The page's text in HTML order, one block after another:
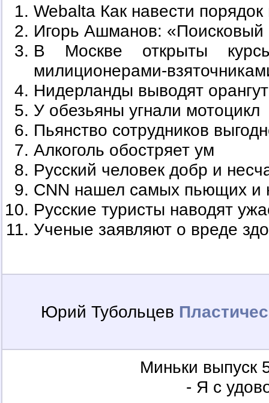
Webalta Как навести
Игорь Ашманов: «Поисковый
В Москве открыты
милиционерами-
Нидерланды выводят
У обезьяны угнали мотоцикл
Пьянство сотрудников
Алкоголь обостряет ум
Русский человек добр и
CNN нашел самых пьющих и
Русские туристы наводят
Ученые заявляют о вреде
Юрий Тубольцев
Миньки выпуск
- Я с